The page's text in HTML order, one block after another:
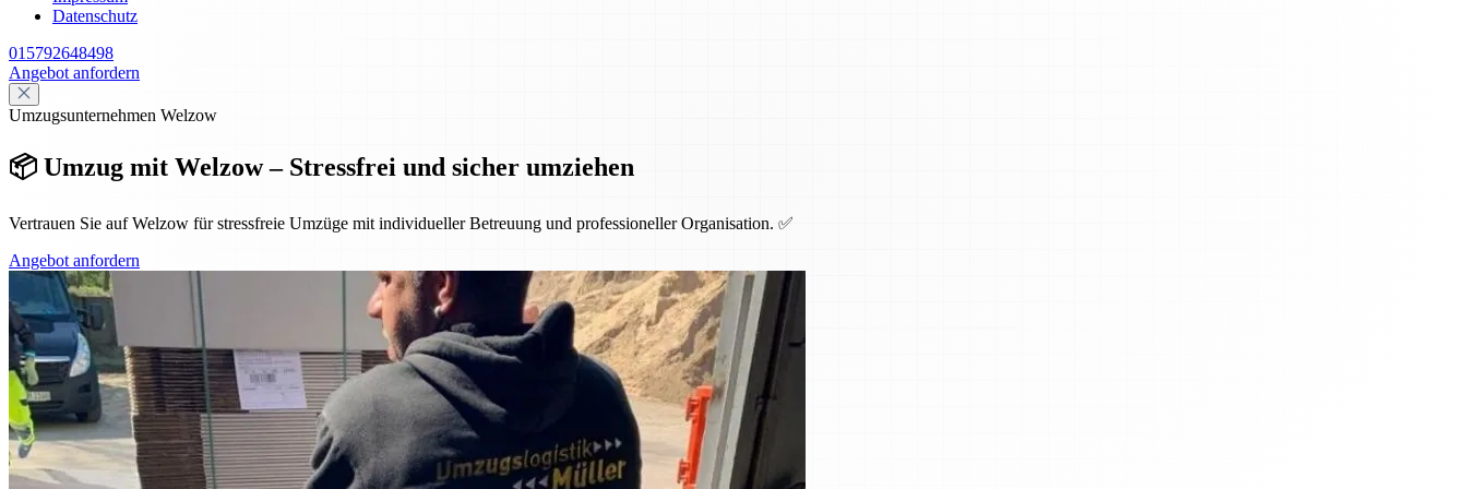
Datenschutz
015792648498
Angebot anfordern
Umzugsunternehmen Welzow
📦 Umzug mit Welzow – Stressfrei und sicher umziehen
Vertrauen Sie auf Welzow für stressfreie Umzüge mit individueller Betreuung und professioneller Organisation. ✅
Angebot anfordern